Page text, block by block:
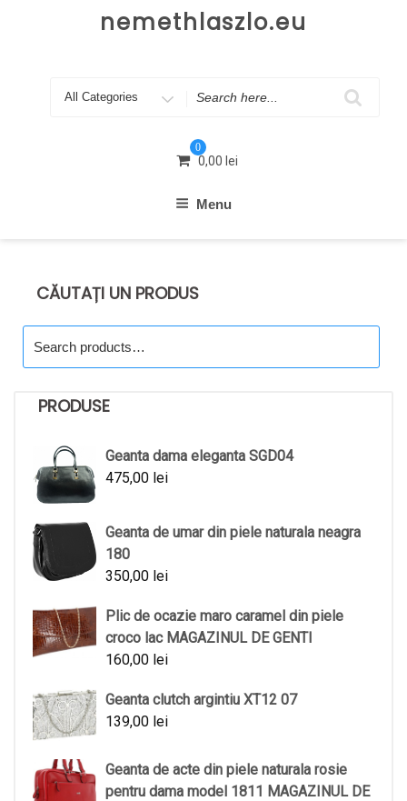
nemethlaszlo.eu
Search
0
0,00 lei
Menu
CĂUTAȚI UN PRODUS
for:
PRODUSE
Geanta dama eleganta SGD04
475,00 lei
Geanta de umar din piele naturala neagra
180
350,00 lei
Plic de ocazie maro caramel din piele
croco lac MAGAZINUL DE GENTI
160,00 lei
Geanta clutch argintiu XT12 07
139,00 lei
Geanta de acte din piele naturala rosie
pentru dama model 1811 MAGAZINUL DE